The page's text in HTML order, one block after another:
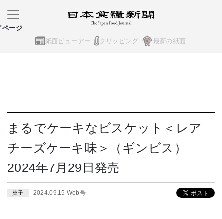
紙面ビューアー クリッピング 最新の紙面
ページ
まるでケーキなビスケット＜レア
チーズケーキ味＞（ギンビス）
2024年7月29日発売
菓子 2024.09.15 Web号